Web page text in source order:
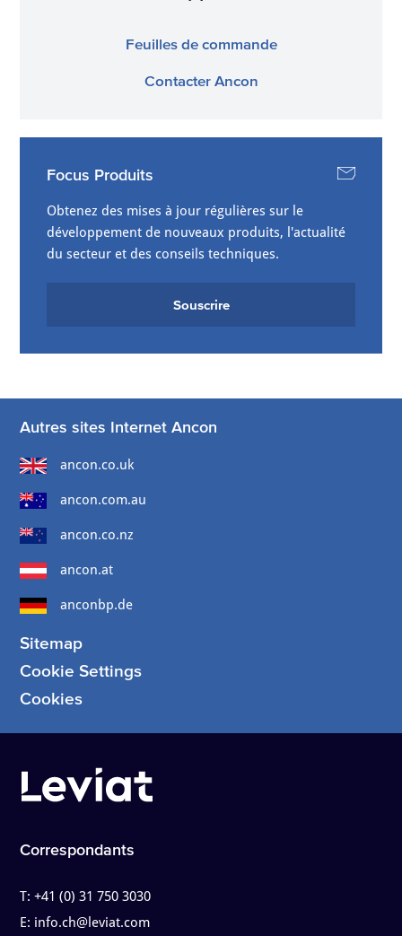
Feuilles de commande
Contacter Ancon
Focus Produits
Obtenez des mises à jour régulières sur le
développement de nouveaux produits, l'actualité
du secteur et des conseils techniques.
Souscrire
Autres sites Internet Ancon
ancon.co.uk
ancon.com.au
ancon.co.nz
ancon.at
anconbp.de
Sitemap
Cookie Settings
Cookies
Correspondants
T:+41 (0) 31 750 3030
E: info.ch@leviat.com